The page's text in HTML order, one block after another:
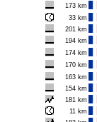
173 km
33 km
201 km
194 km
174 km
170 km
163 km
154 km
181 km
11 km